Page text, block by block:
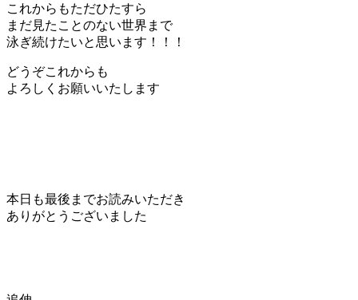
これからもただひたすら
まだ見たことのない世界まで
泳ぎ続けたいと思います！！！
どうぞこれからも
よろしくお願いいたします
本日も最後までお読みいただき
ありがとうございました